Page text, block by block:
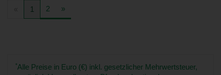
1 2 »
*Alle Preise in Euro (€) inkl. gesetzlicher Mehrwertsteuer,